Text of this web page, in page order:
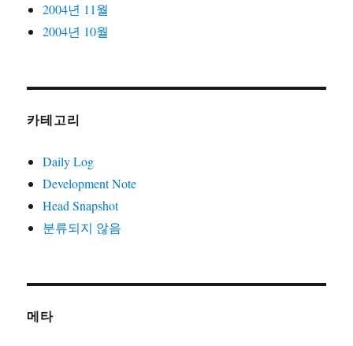
2004년 11월
2004년 10월
카테고리
Daily Log
Development Note
Head Snapshot
분류되지 않음
메타